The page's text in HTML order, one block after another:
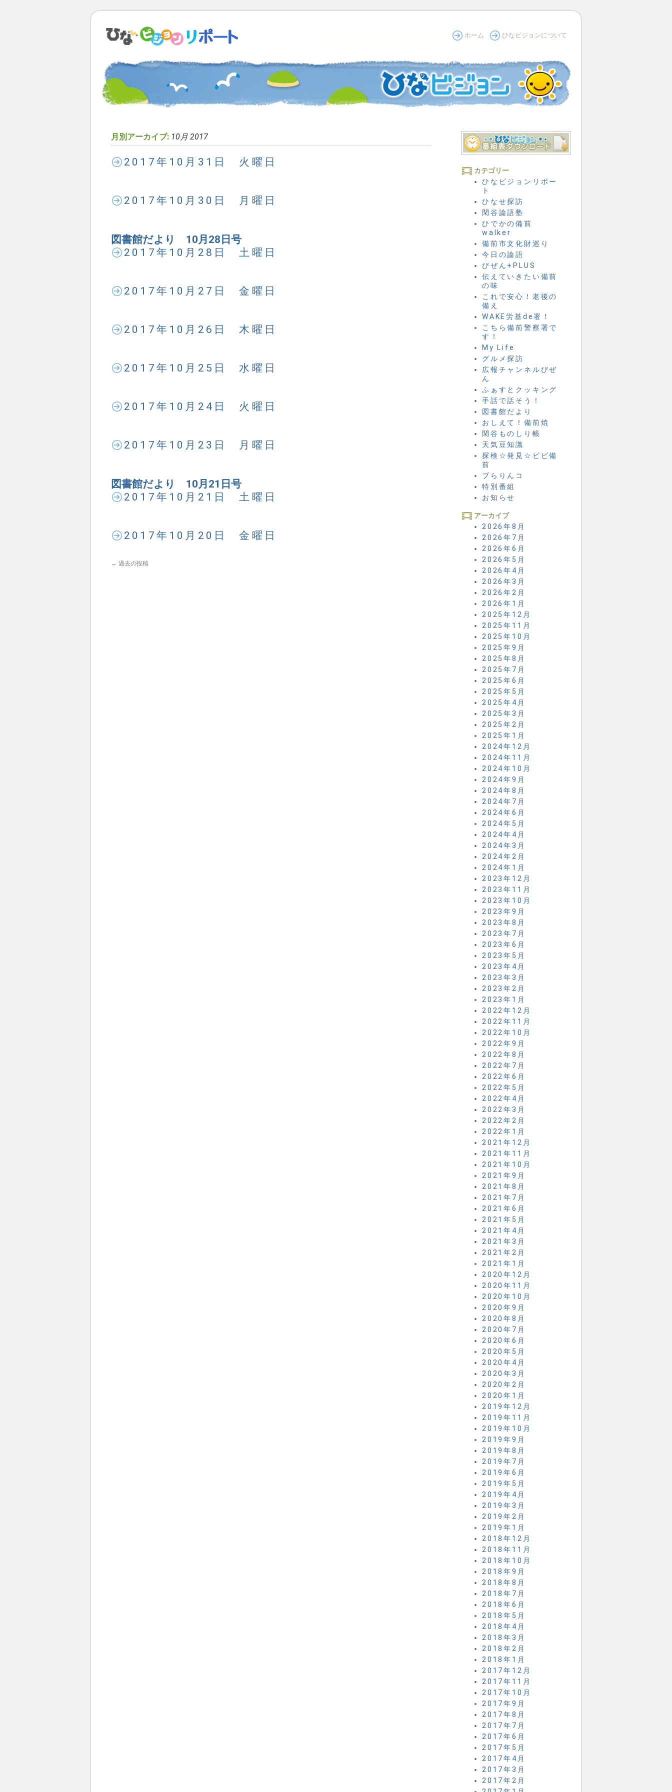
ホーム ひなビジョンについて
月別アーカイブ: 10月 2017
2017年10月31日 火曜日
2017年10月30日 月曜日
図書館だより 10月28日号
2017年10月28日 土曜日
2017年10月27日 金曜日
2017年10月26日 木曜日
2017年10月25日 水曜日
2017年10月24日 火曜日
2017年10月23日 月曜日
図書館だより 10月21日号
2017年10月21日 土曜日
2017年10月20日 金曜日
← 過去の投稿
カテゴリー
ひなビジョンリポー
ト
ひなせ探訪
閑谷論語塾
ひでかの備前
walker
備前市文化財巡り
今日の論語
びぜん+PLUS
伝えていきたい備前
の味
これで安心！老後の
備え
WAKE労基de署！
こちら備前警察署で
す！
My Life
グルメ探訪
広報チャンネルびぜ
ん
ふぁすとクッキング
手話で話そう！
図書館だより
おしえて！備前焼
閑谷ものしり帳
天気豆知識
探検☆発見☆ビビ備
前
ブらりんコ
特別番組
お知らせ
アーカイブ
2026年8月
2026年7月
2026年6月
2026年5月
2026年4月
2026年3月
2026年2月
2026年1月
2025年12月
2025年11月
2025年10月
2025年9月
2025年8月
2025年7月
2025年6月
2025年5月
2025年4月
2025年3月
2025年2月
2025年1月
2024年12月
2024年11月
2024年10月
2024年9月
2024年8月
2024年7月
2024年6月
2024年5月
2024年4月
2024年3月
2024年2月
2024年1月
2023年12月
2023年11月
2023年10月
2023年9月
2023年8月
2023年7月
2023年6月
2023年5月
2023年4月
2023年3月
2023年2月
2023年1月
2022年12月
2022年11月
2022年10月
2022年9月
2022年8月
2022年7月
2022年6月
2022年5月
2022年4月
2022年3月
2022年2月
2022年1月
2021年12月
2021年11月
2021年10月
2021年9月
2021年8月
2021年7月
2021年6月
2021年5月
2021年4月
2021年3月
2021年2月
2021年1月
2020年12月
2020年11月
2020年10月
2020年9月
2020年8月
2020年7月
2020年6月
2020年5月
2020年4月
2020年3月
2020年2月
2020年1月
2019年12月
2019年11月
2019年10月
2019年9月
2019年8月
2019年7月
2019年6月
2019年5月
2019年4月
2019年3月
2019年2月
2019年1月
2018年12月
2018年11月
2018年10月
2018年9月
2018年8月
2018年7月
2018年6月
2018年5月
2018年4月
2018年3月
2018年2月
2018年1月
2017年12月
2017年11月
2017年10月
2017年9月
2017年8月
2017年7月
2017年6月
2017年5月
2017年4月
2017年3月
2017年2月